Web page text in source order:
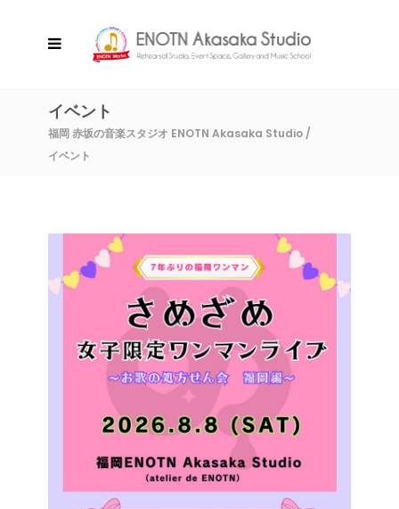
イベント
福岡 赤坂の音楽スタジオ ENOTN Akasaka Studio /
イベント